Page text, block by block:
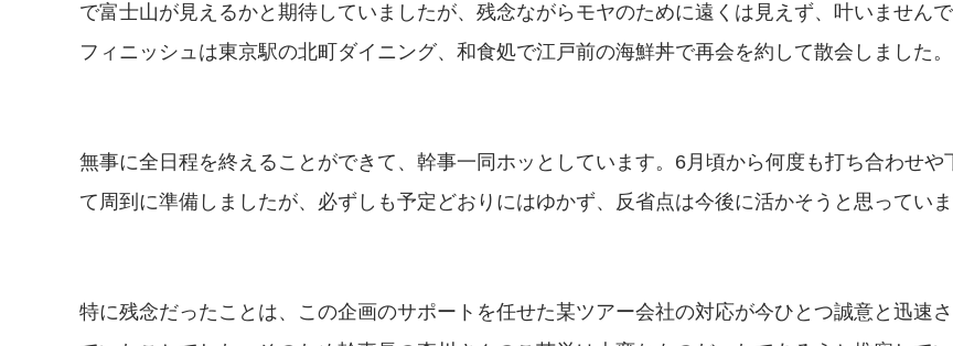
で富士山が見えるかと期待していましたが、残念ながらモヤのために遠くは見えず、叶いませんで
フィニッシュは東京駅の北町ダイニング、和食処で江戸前の海鮮丼で再会を約して散会しました。
無事に全日程を終えることができて、幹事一同ホッとしています。6月頃から何度も打ち合わせや
て周到に準備しましたが、必ずしも予定どおりにはゆかず、反省点は今後に活かそうと思っていま
特に残念だったことは、この企画のサポートを任せた某ツアー会社の対応が今ひとつ誠意と迅速